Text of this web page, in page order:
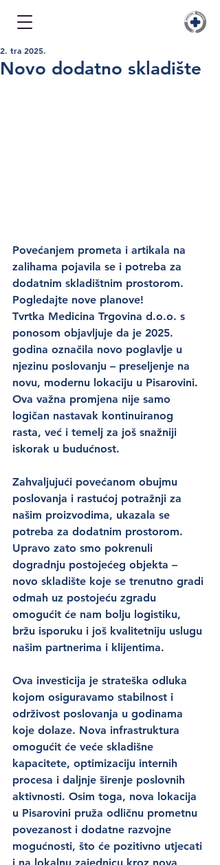
Novo dodatno skladište
2. tra 2025.
Povećanjem prometa i artikala na
zalihama pojavila se i potreba za
dodatnim skladištnim prostorom.
Pogledajte nove planove!
Tvrtka Medicina Trgovina d.o.o. s
ponosom objavljuje da je 2025.
godina označila novo poglavlje u
njezinu poslovanju – preseljenje na
novu, modernu lokaciju u Pisarovini.
Ova važna promjena nije samo
logičan nastavak kontinuiranog
rasta, već i temelj za još snažniji
iskorak u budućnost.
Zahvaljujući povećanom obujmu
poslovanja i rastućoj potražnji za
našim proizvodima, ukazala se
potreba za dodatnim prostorom.
Upravo zato smo pokrenuli
dogradnju postojećeg objekta –
novo skladište koje se trenutno gradi
odmah uz postojeću zgradu
omogućit će nam bolju logistiku,
bržu isporuku i još kvalitetniju uslugu
našim partnerima i klijentima.
Ova investicija je strateška odluka
kojom osiguravamo stabilnost i
održivost poslovanja u godinama
koje dolaze. Nova infrastruktura
omogućit će veće skladišne
kapacitete, optimizaciju internih
procesa i daljnje širenje poslovnih
aktivnosti. Osim toga, nova lokacija
u Pisarovini pruža odličnu prometnu
povezanost i dodatne razvojne
mogućnosti, što će pozitivno utjecati